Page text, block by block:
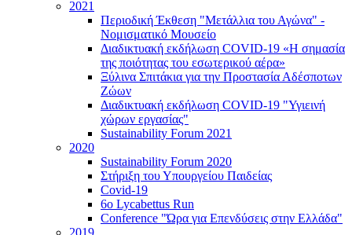
2021
Περιοδική Έκθεση "Μετάλλια του Αγώνα" -
Νομισματικό Μουσείο
Διαδικτυακή εκδήλωση COVID-19 «Η σημασία
της ποιότητας του εσωτερικού αέρα»
Ξύλινα Σπιτάκια για την Προστασία Αδέσποτων
Ζώων
Διαδικτυακή εκδήλωση COVID-19 "Υγιεινή
χώρων εργασίας"
Sustainability Forum 2021
2020
Sustainability Forum 2020
Στήριξη του Υπουργείου Παιδείας
Covid-19
6ο Lycabettus Run
Conference "Ώρα για Επενδύσεις στην Ελλάδα"
2019